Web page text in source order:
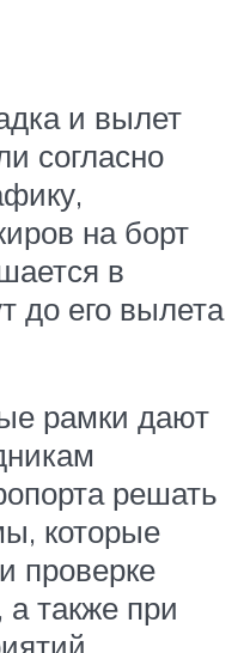
и вылет
согласно
на борт
в
до его вылета
рамки дают
решать
которые
проверке
а также при